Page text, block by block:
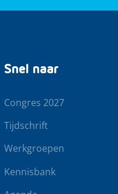
Snel naar
Congres 2027
Tijdschrift
Werkgroepen
Kennisbank